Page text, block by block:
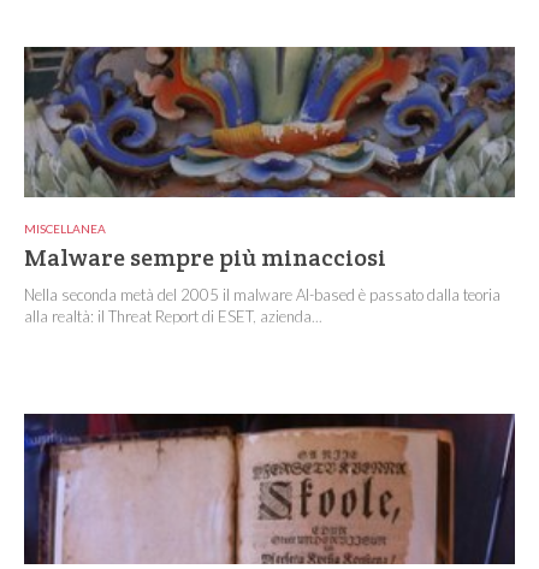
MISCELLANEA
Malware sempre più minacciosi
Nella seconda metà del 2005 il malware AI-based è passato dalla teoria
alla realtà: il Threat Report di ESET, azienda...